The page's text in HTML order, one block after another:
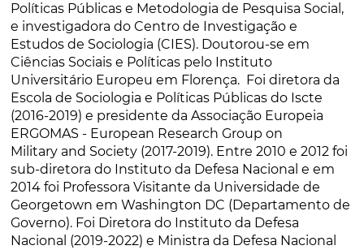
Políticas Públicas e Metodologia de Pesquisa Social,
e investigadora do Centro de Investigação e
Estudos de Sociologia (CIES). Doutorou-se em
Ciências Sociais e Políticas pelo Instituto
Universitário Europeu em Florença. Foi diretora da
Escola de Sociologia e Políticas Públicas do Iscte
(2016-2019) e presidente da Associação Europeia
ERGOMAS - European Research Group on
Military and Society (2017-2019). Entre 2010 e 2012 foi
sub-diretora do Instituto da Defesa Nacional e em
2014 foi Professora Visitante da Universidade de
Georgetown em Washington DC (Departamento de
Governo). Foi Diretora do Instituto da Defesa
Nacional (2019-2022) e Ministra da Defesa Nacional